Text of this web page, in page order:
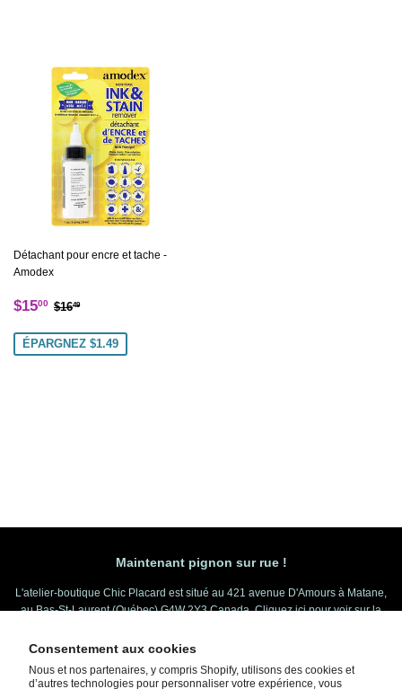
Consentement aux cookies
Nous et nos partenaires, y compris Shopify, utilisons des cookies et
d’autres technologies pour personnaliser votre expérience, vous
Détachant pour encre et tache -
Amodex
Prix
$1500 $15.00
Prix régulier
$1649$16.49
ÉPARGNEZ $1.49
Maintenant pignon sur rue !
L'atelier-boutique Chic Placard est situé au 421 avenue D'Amours à Matane,
au Bas-St-Laurent (Québec) G4W 2Y3 Canada.Cliquez ici pour voir sur la
Généralement ouvert entre 10h et 18h.